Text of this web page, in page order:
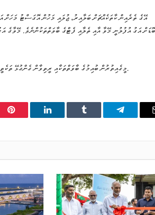
މީގެއިތުރުން ބުއިމުގެ ބާވަތްތަކާއި ރީތިވާން ގެންގުޅޭ ތަކެތީގެ އަގުތައް އުފުލުނުއިރު، އަގު ދަށްވީ ގޭހާއި އެހެނިހެން ހަކަތައިގެ ބާވަތްތަކުން އެކަންޏެވެ.
Pinterest LinkedIn Tumblr Telegram